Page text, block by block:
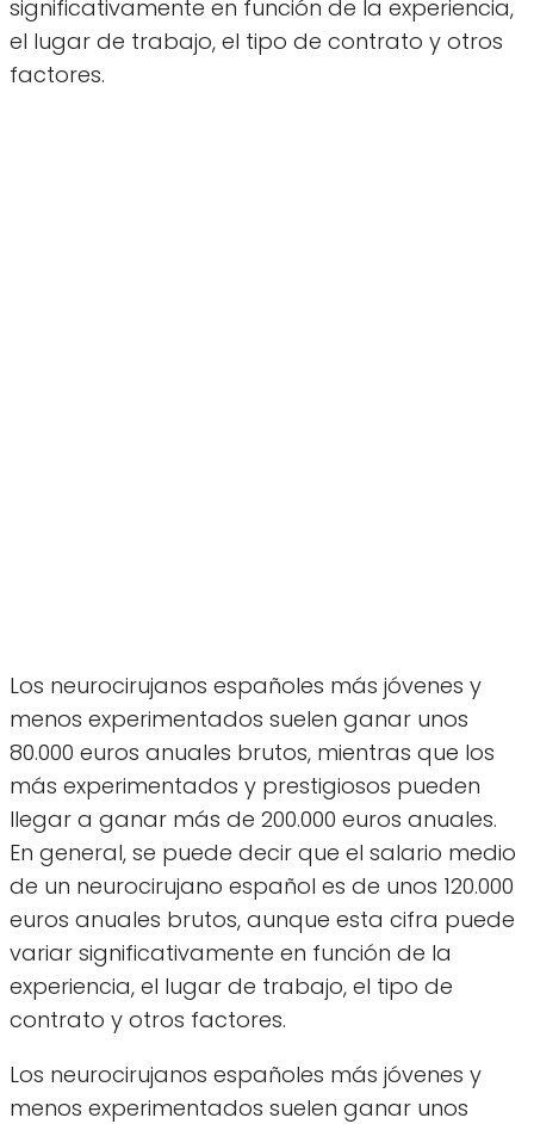
significativamente en función de la experiencia,
el lugar de trabajo, el tipo de contrato y otros
factores.
Los neurocirujanos españoles más jóvenes y
menos experimentados suelen ganar unos
80.000 euros anuales brutos, mientras que los
más experimentados y prestigiosos pueden
llegar a ganar más de 200.000 euros anuales.
En general, se puede decir que el salario medio
de un neurocirujano español es de unos 120.000
euros anuales brutos, aunque esta cifra puede
variar significativamente en función de la
experiencia, el lugar de trabajo, el tipo de
contrato y otros factores.
Los neurocirujanos españoles más jóvenes y
menos experimentados suelen ganar unos